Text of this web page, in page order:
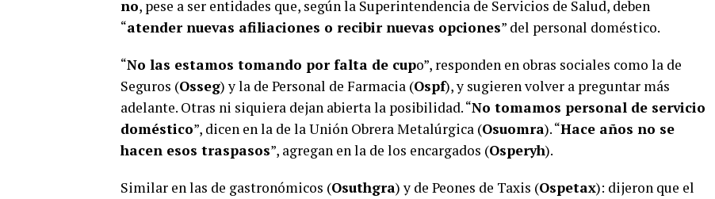
no, pese a ser entidades que, según la Superintendencia de Servicios de Salud, deben
“atender nuevas afiliaciones o recibir nuevas opciones” del personal doméstico.
“No las estamos tomando por falta de cupo”, responden en obras sociales como la de
Seguros (Osseg) y la de Personal de Farmacia (Ospf), y sugieren volver a preguntar más
adelante. Otras ni siquiera dejan abierta la posibilidad. “No tomamos personal de servicio
doméstico”, dicen en la de la Unión Obrera Metalúrgica (Osuomra). “Hace años no se
hacen esos traspasos”, agregan en la de los encargados (Osperyh).
Similar en las de gastronómicos (Osuthgra) y de Peones de Taxis (Ospetax): dijeron que el